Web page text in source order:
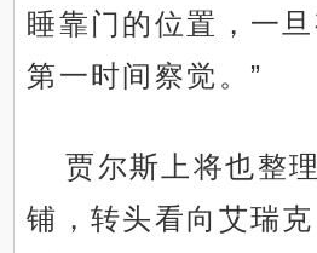
睡靠门的位置，一
第一时间察觉。”
贾尔斯上将也整
铺，转头看向艾瑞克